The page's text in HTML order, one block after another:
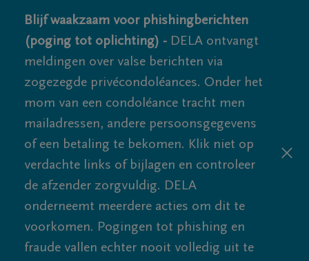
Blijf waakzaam voor phishingberichten
(poging tot oplichting) - DELA ontvangt
meldingen over valse berichten via
zogezegde privécondoléances. Onder het
mom van een condoléance tracht men
mailadressen, andere persoonsgegevens
of een betaling te bekomen. Klik niet op
verdachte links of bijlagen en controleer
de afzender zorgvuldig. DELA
onderneemt meerdere acties om dit te
voorkomen. Pogingen tot phishing en
fraude vallen echter nooit volledig uit te